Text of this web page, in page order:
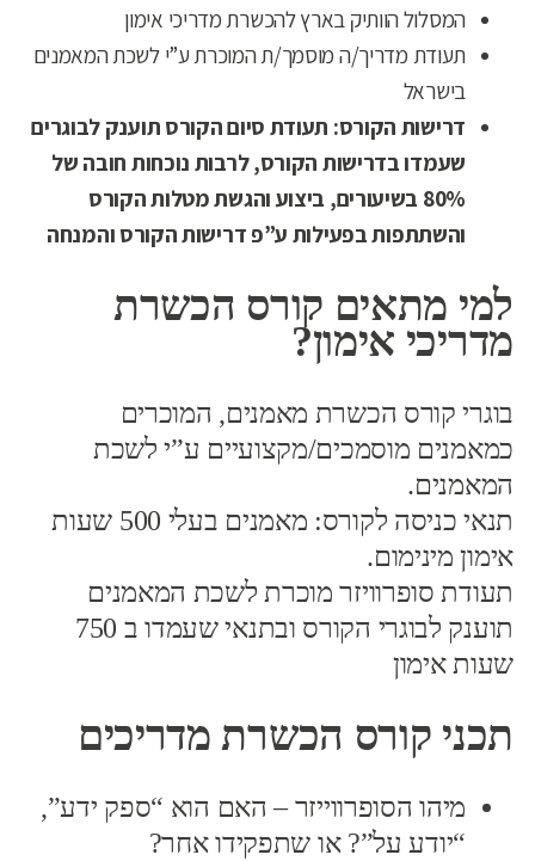
המסלול הוותיק בארץ להכשרת מדריכי אימון
תעודת מדריך/ה מוסמך/ת המוכרת ע”י לשכת המאמנים
בישראל
דרישות הקורס: תעודת סיום הקורס תוענק לבוגרים
שעמדו בדרישות הקורס, לרבות נוכחות חובה של
80% בשיעורים, ביצוע והגשת מטלות הקורס
והשתתפות בפעילות ע”פ דרישות הקורס והמנחה
למי מתאים קורס הכשרת
מדריכי אימון?
בוגרי קורס הכשרת מאמנים, המוכרים
כמאמנים מוסמכים/מקצועיים ע”י לשכת
המאמנים.
תנאי כניסה לקורס: מאמנים בעלי 500 שעות
אימון מינימום.
תעודת סופרוויזר מוכרת לשכת המאמנים
תוענק לבוגרי הקורס ובתנאי שעמדו ב 750
שעות אימון
תכני קורס הכשרת מדריכים
מיהו הסופרווייזר – האם הוא “ספק ידע”,
“יודע על”? או שתפקידו אחר?